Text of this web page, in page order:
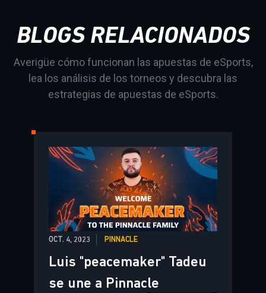
BLOGS RELACIONADOS
Averigüe cómo funcionan las apuestas de eSports,
lea los análisis de los torneos y descubra las
estrategias de apuestas de eSports.
OCT. 4, 2023 PINNACLE
Luis "peacemaker" Tadeu
se une a Pinnacle